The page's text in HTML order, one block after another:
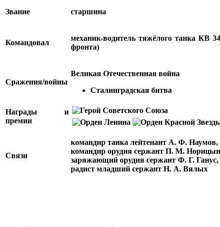
Звание старшина
Командовал
механик-водитель тяжёлого танка КВ
фронта)
Сражения/войны
Великая Отечественная война
Сталинградская битва
Награды и
премии
Связи
командир танка лейтенант А. Ф. Наумов,
командир орудия сержант П. М.
заряжающий орудия сержант Ф. Г. Ганус,
радист младший сержант Н. А. Вялых